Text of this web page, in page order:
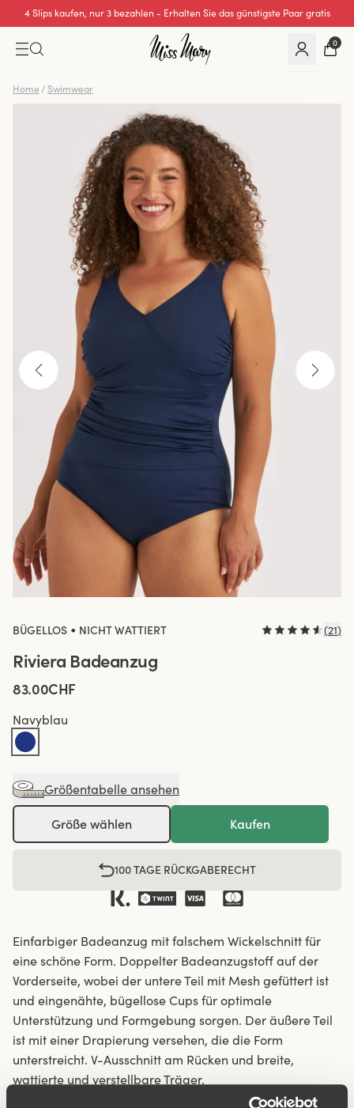
Wir übernehmen alle Einfuhrzölle für Bestellungen aus der Schweiz.
0
Home / Swimwear
BÜGELLOS • NICHT WATTIERT (21)
Riviera Badeanzug
83.00CHF
Navyblau
Größentabelle ansehen
Größe wählen Kaufen
100 TAGE RÜCKGABERECHT
Einfarbiger Badeanzug mit falschem Wickelschnitt für
eine schöne Form. Doppelter Badeanzugstoff auf der
Vorderseite, wobei der untere Teil mit Mesh gefüttert ist
und eingenähte, bügellose Cups für optimale
Unterstützung und Formgebung sorgen. Der äußere Teil
ist mit einer Drapierung versehen, die die Form
unterstreicht. V-Ausschnitt am Rücken und breite,
wattierte und verstellbare Träger.